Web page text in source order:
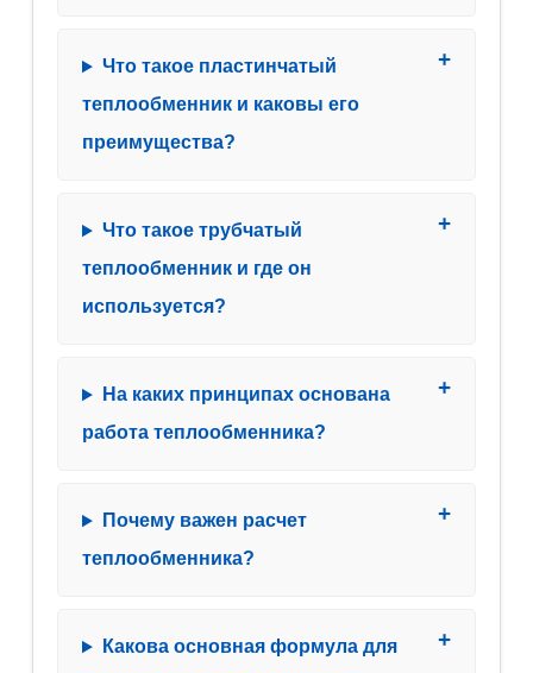
Что такое пластинчатый
теплообменник и каковы его
преимущества?
Что такое трубчатый
теплообменник и где он
используется?
На каких принципах основана
работа теплообменника?
Почему важен расчет
теплообменника?
Какова основная формула для